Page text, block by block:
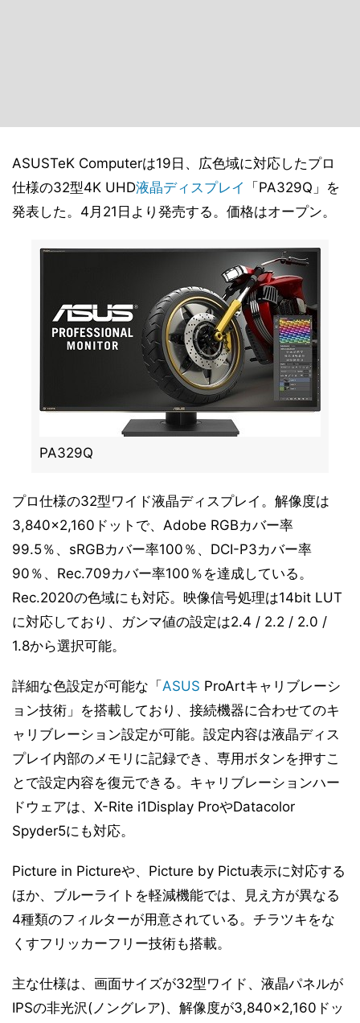
ASUSTeK Computerは19日、広色域に対応したプロ
仕様の32型4K UHD液晶ディスプレイ
「PA329Q」を
発表した。4月21日より発売する。価格はオープン。
PA329Q
プロ仕様の32型ワイド液晶ディスプレイ。解像度は
3,840×2,160ドットで、Adobe RGBカバー率
99.5％、sRGBカバー率100％、DCI-P3カバー率
90％、Rec.709カバー率100％を達成している。
Rec.2020の色域にも対応。映像信号処理は14bit LUT
に対応しており、ガンマ値の設定は2.4 / 2.2 / 2.0 /
1.8から選択可能。
詳細な色設定が可能な「 ASUS ProArtキャリブレーシ
ョン技術」を搭載しており、接続機器に合わせてのキ
ャリブレーション設定が可能。設定内容は液晶ディス
プレイ内部のメモリに記録でき、専用ボタンを押すこ
とで設定内容を復元できる。キャリブレーションハー
ドウェアは、X-Rite i1Display ProやDatacolor
Spyder5にも対応。
Picture in Pictureや、Picture by Pictu表示に対応する
ほか、ブルーライトを軽減機能では、見え方が異なる
4種類のフィルターが用意されている。チラツキをな
くすフリッカーフリー技術も搭載。
主な仕様は、画面サイズが32型ワイド、液晶パネルが
IPSの非光沢(ノングレア)、解像度が3,840×2,160ドッ